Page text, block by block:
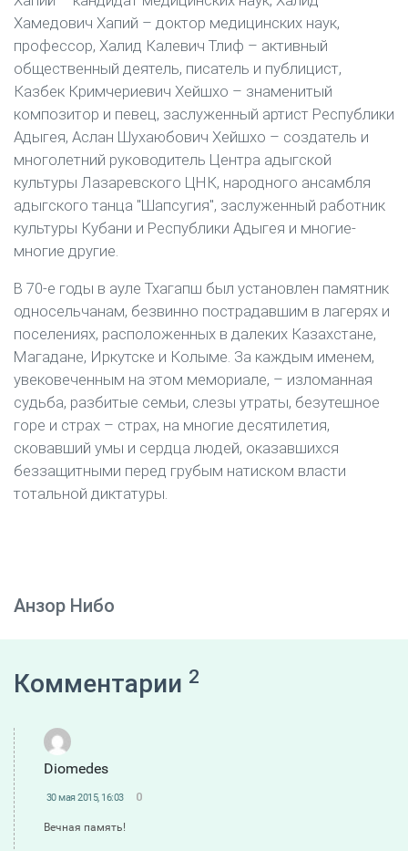
Хамедович Хапий – доктор медицинских наук,
профессор, Халид Калевич Тлиф – активный
общественный деятель, писатель и публицист,
Казбек Кримчериевич Хейшхо – знаменитый
композитор и певец, заслуженный артист Республики
Адыгея, Аслан Шухаюбович Хейшхо – создатель и
многолетний руководитель Центра адыгской
культуры Лазаревского ЦНК, народного ансамбля
адыгского танца "Шапсугия", заслуженный работник
культуры Кубани и Республики Адыгея и многие-
многие другие.
В 70-е годы в ауле Тхагапш был установлен памятник
односельчанам, безвинно пострадавшим в лагерях и
поселениях, расположенных в далеких Казахстане,
Магадане, Иркутске и Колыме. За каждым именем,
увековеченным на этом мемориале, – изломанная
судьба, разбитые семьи, слезы утраты, безутешное
горе и страх – страх, на многие десятилетия,
сковавший умы и сердца людей, оказавшихся
беззащитными перед грубым натиском власти
тотальной диктатуры.
Анзор Нибо
Комментарии 2
Diomedes
30 мая 2015, 16:03 0
Вечная память!